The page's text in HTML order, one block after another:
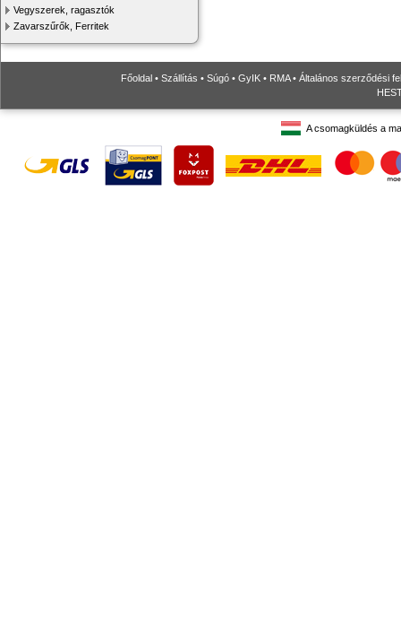
Vegyszerek, ragasztók
Zavarszűrők, Ferritek
Főoldal • Szállítás • Súgó • GyIK • RMA• Általános szerződési
A csomagküldés a